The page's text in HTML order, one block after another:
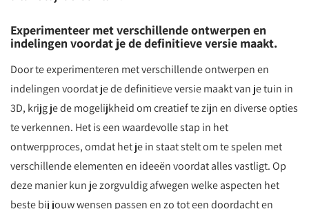
Experimenteer met verschillende ontwerpen en
indelingen voordat je de definitieve versie maakt.
Door te experimenteren met verschillende ontwerpen en
indelingen voordat je de definitieve versie maakt van je tuin in
3D, krijg je de mogelijkheid om creatief te zijn en diverse opties
te verkennen. Het is een waardevolle stap in het
ontwerpproces, omdat het je in staat stelt om te spelen met
verschillende elementen en ideeën voordat alles vastligt. Op
deze manier kun je zorgvuldig afwegen welke aspecten het
beste bij jouw wensen passen en zo tot een doordacht en